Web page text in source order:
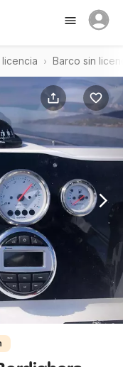
Barco sin